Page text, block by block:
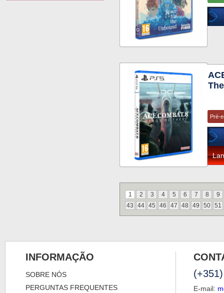
Pré-
1 2 3 4 5 6 7 8
9
43
44 45 46 47 48 49 50 51
INFORMAÇÃO
SOBRE NÓS
PERGUNTAS FREQUENTES
E-mail: